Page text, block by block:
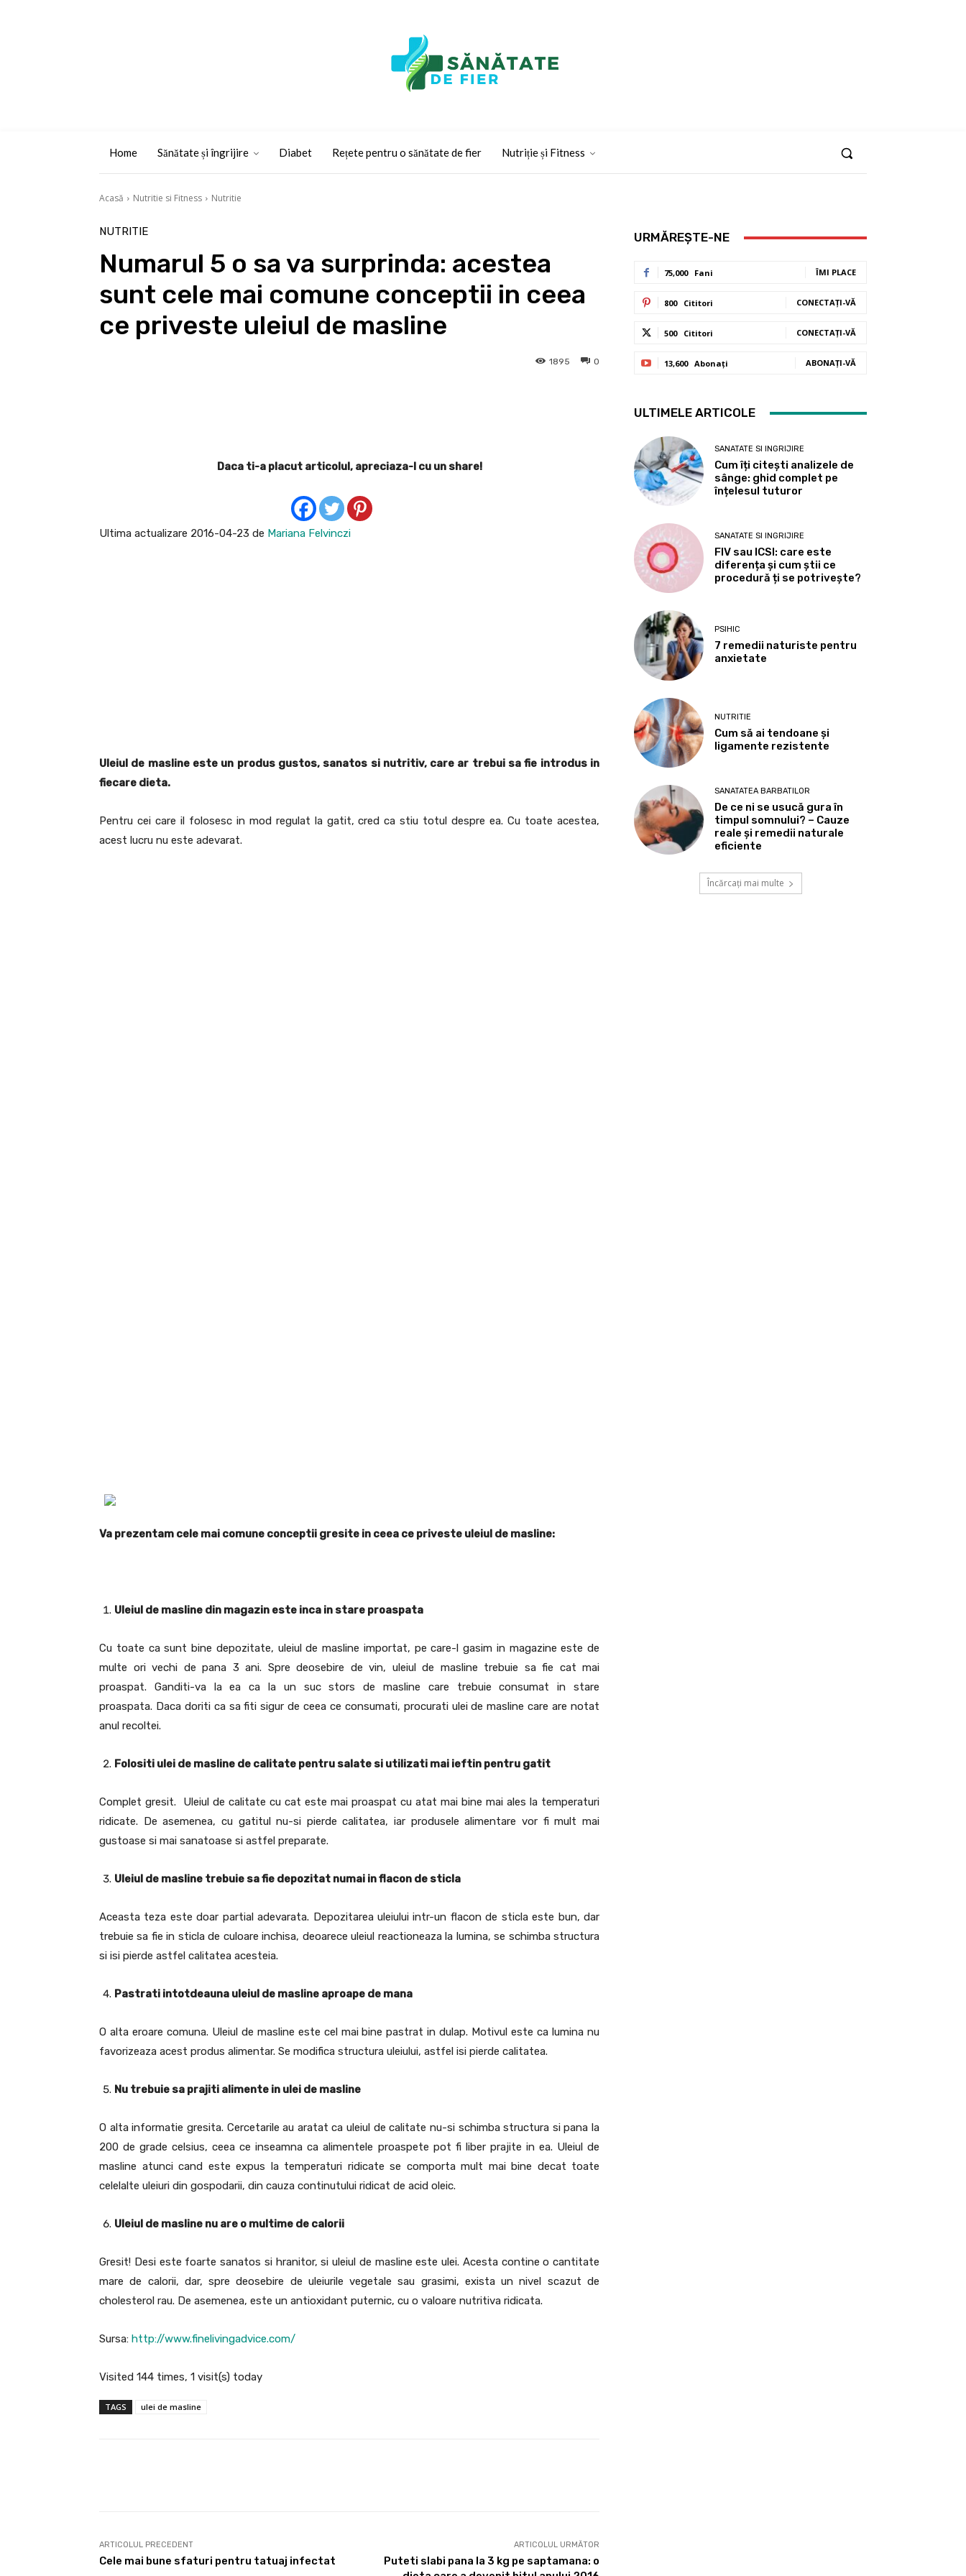
Home Sănătate și îngrijire Diabet Rețete pentru o sănătate de fier Nutriție și Fitness
Acasă Nutritie si Fitness Nutritie
NUTRITIE
Numarul 5 o sa va surprinda: acestea
sunt cele mai comune conceptii in ceea
ce priveste uleiul de masline
0
1895
Daca ti-a placut articolul, apreciaza-l cu un share!
Ultima actualizare 2016-04-23 de Mariana Felvinczi
Uleiul de masline este un produs gustos, sanatos si nutritiv, care ar trebui sa fie introdus in
fiecare dieta.
Pentru cei care il folosesc in mod regulat la gatit, cred ca stiu totul despre ea. Cu toate acestea,
acest lucru nu este adevarat.
Va prezentam cele mai comune conceptii gresite in ceea ce priveste uleiul de masline:
Uleiul de masline din magazin este inca in stare proaspata
Cu toate ca sunt bine depozitate, uleiul de masline importat, pe care-l gasim in magazine este de
multe ori vechi de pana 3 ani. Spre deosebire de vin, uleiul de masline trebuie sa fie cat mai
proaspat. Ganditi-va la ea ca la un suc stors de masline care trebuie consumat in stare
proaspata. Daca doriti ca sa fiti sigur de ceea ce consumati, procurati ulei de masline care are notat
anul recoltei.
Folositi ulei de masline de calitate pentru salate si utilizati mai ieftin pentru gatit
Complet gresit. Uleiul de calitate cu cat este mai proaspat cu atat mai bine mai ales la temperaturi
ridicate. De asemenea, cu gatitul nu-si pierde calitatea, iar produsele alimentare vor fi mult mai
gustoase si mai sanatoase si astfel preparate.
Uleiul de masline trebuie sa fie depozitat numai in flacon de sticla
Aceasta teza este doar partial adevarata. Depozitarea uleiului intr-un flacon de sticla este bun, dar
trebuie sa fie in sticla de culoare inchisa, deoarece uleiul reactioneaza la lumina, se schimba structura
si isi pierde astfel calitatea acesteia.
Pastrati intotdeauna uleiul de masline aproape de mana
O alta eroare comuna. Uleiul de masline este cel mai bine pastrat in dulap. Motivul este ca lumina nu
favorizeaza acest produs alimentar. Se modifica structura uleiului, astfel isi pierde calitatea.
Nu trebuie sa prajiti alimente in ulei de masline
O alta informatie gresita. Cercetarile au aratat ca uleiul de calitate nu-si schimba structura si pana la
200 de grade celsius, ceea ce inseamna ca alimentele proaspete pot fi liber prajite in ea. Uleiul de
masline atunci cand este expus la temperaturi ridicate se comporta mult mai bine decat toate
celelalte uleiuri din gospodarii, din cauza continutului ridicat de acid oleic.
Uleiul de masline nu are o multime de calorii
Gresit! Desi este foarte sanatos si hranitor, si uleiul de masline este ulei. Acesta contine o cantitate
mare de calorii, dar, spre deosebire de uleiurile vegetale sau grasimi, exista un nivel scazut de
cholesterol rau. De asemenea, este un antioxidant puternic, cu o valoare nutritiva ridicata.
Sursa: http://www.finelivingadvice.com/
Visited 144 times, 1 visit(s) today
TAGS ulei de masline
ARTICOLUL PRECEDENT
Cele mai bune sfaturi pentru tatuaj infectat
ARTICOLUL URMĂTOR
Puteti slabi pana la 3 kg pe saptamana: o
URMĂREȘTE-NE
75,000 Fani ÎMI PLACE
800 Cititori CONECTAȚI-VĂ
500 Cititori CONECTAȚI-VĂ
13,600 Abonați ABONAȚI-VĂ
ULTIMELE ARTICOLE
SANATATE SI INGRIJIRE
Cum îți citești analizele de
sânge: ghid complet pe
înțelesul tuturor
SANATATE SI INGRIJIRE
FIV sau ICSI: care este
diferența și cum știi ce
procedură ți se potrivește?
PSIHIC
7 remedii naturiste pentru
anxietate
NUTRITIE
Cum să ai tendoane şi
ligamente rezistente
SANATATEA BARBATILOR
De ce ni se usucă gura în
timpul somnului? – Cauze
reale și remedii naturale
eficiente
Încărcați mai multe